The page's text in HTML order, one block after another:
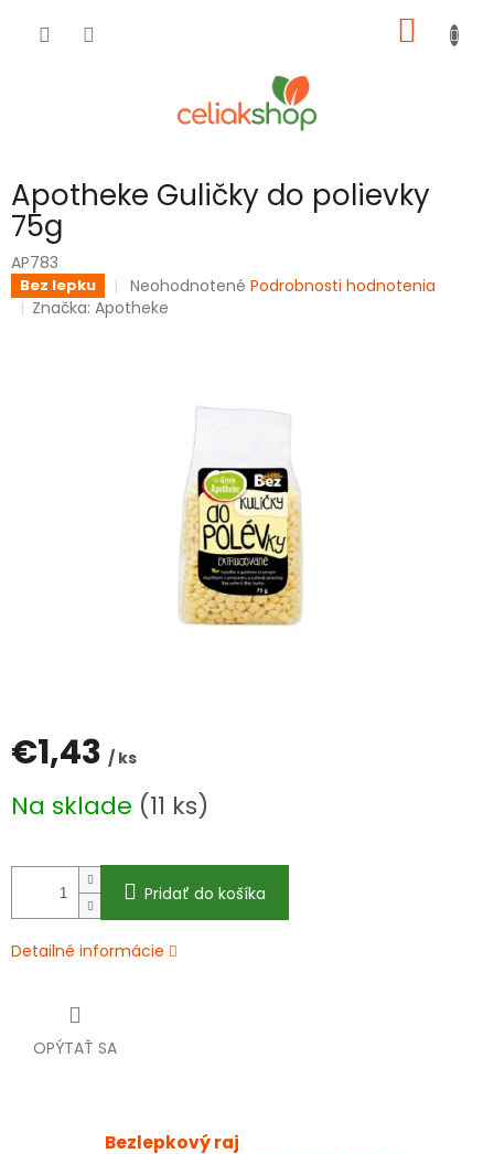
KOŠÍK
Apotheke Guličky do polievky
75g
AP783
Bez lepku
Priemerné
hodnotenie
Neohodnotené Podrobnosti hodnotenia
Značka:Apotheke
€1,43 / ks
cena:
Na sklade (11 ks)
Pridať do košíka
Detailné informácie
OPÝTAŤ SA
Bezlepkový raj